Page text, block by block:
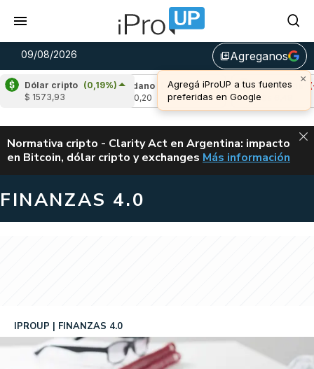
09/08/2026 library_addAgreganos
×
Agregá iProUP a tus fuentes
preferidas en Google
Dólar cripto (0,19%)
$ 1573,93
Cardano
(-0,02%)
Avalanche (-
u$s 6,48
ALERTA
Normativa cripto - Clarity Act en Argentina: impacto
en Bitcoin, dólar cripto y exchanges CLARITY ACT EN
Más información
FINANZAS 4.0
IPROUP FINANZAS 4.0